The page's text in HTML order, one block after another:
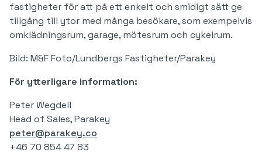
fastigheter för att på ett enkelt och smidigt sätt ge
tillgång till ytor med många besökare, som exempelvis
omklädningsrum, garage, mötesrum och cykelrum.
Bild: M&F Foto/Lundbergs Fastigheter/Parakey
För ytterligare information:
Peter Wegdell
Head of Sales, Parakey
peter@parakey.co
+46 70 854 47 83